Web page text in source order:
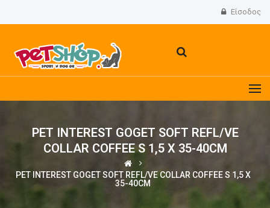
Είσοδος
PET INTEREST GOGET SOFT REFL/VE
COLLAR COFFEE S 1,5 X 35-40CM
PET INTEREST GOGET SOFT REFL/VE COLLAR COFFEE S 1,5 X
35-40CM